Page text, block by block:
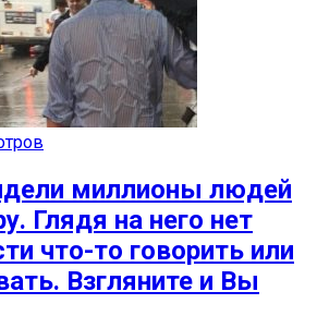
миллионы людей
Глядя на него нет
что-то говорить или
Взгляните и Вы